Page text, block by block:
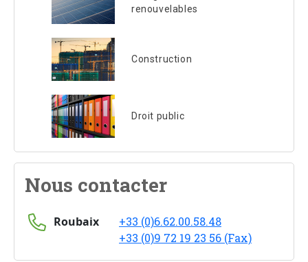
renouvelables
Construction
Droit public
Nous contacter
Roubaix
+33 (0)6.62.00.58.48
+33 (0)9 72 19 23 56 (Fax)